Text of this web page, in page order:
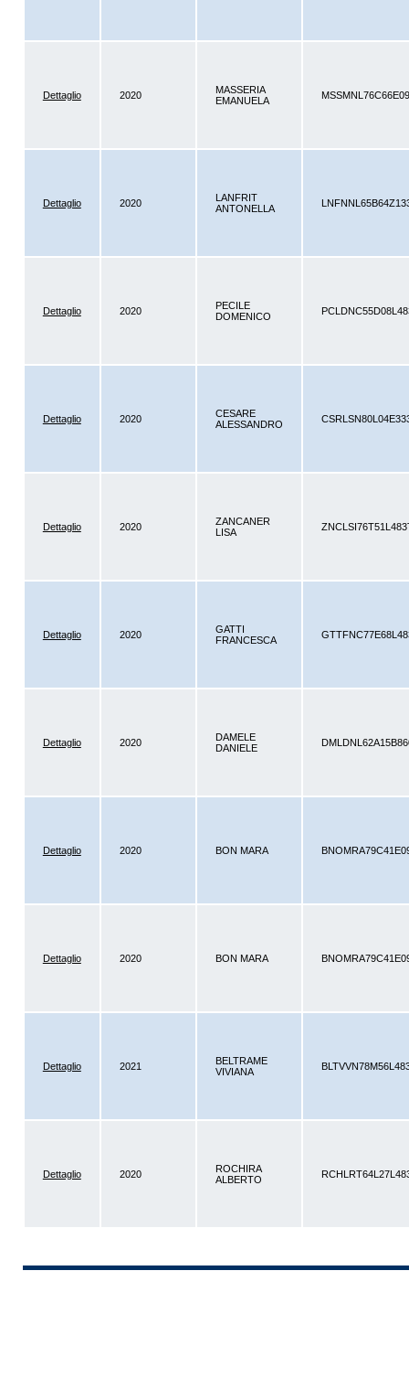
Dettaglio 2020
MASSERIA
EMANUELA
Dettaglio 2020
LANFRIT
ANTONELLA
Dettaglio 2020
PECILE
DOMENICO
Dettaglio 2020
CESARE
ALESSANDRO
Dettaglio 2020
ZANCANER
LISA
Dettaglio 2020
GATTI
FRANCESCA
Dettaglio 2020
DAMELE
DANIELE
Dettaglio 2020 BON MARA
Dettaglio 2020 BON MARA
Dettaglio 2021
BELTRAME
VIVIANA
Dettaglio 2020
ROCHIRA
ALBERTO